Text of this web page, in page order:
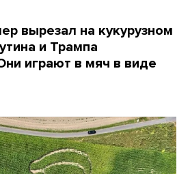
вырезал на кукурузном
и Трампа
играют в мяч в виде